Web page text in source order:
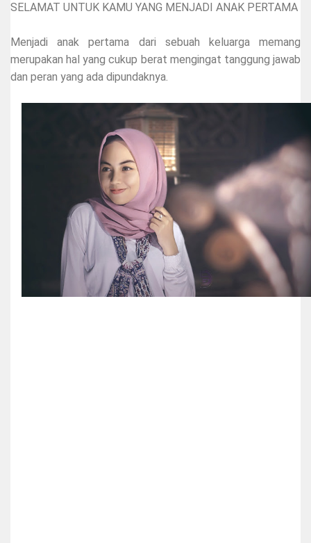
SELAMAT UNTUK KAMU YANG MENJADI ANAK PERTAMA
Menjadi anak pertama dari sebuah keluarga memang
merupakan hal yang cukup berat mengingat tanggung jawab
dan peran yang ada dipundaknya.